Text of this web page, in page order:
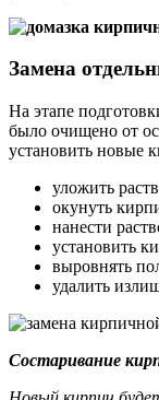
Замена
На этапе
было очищено от
установить новые
уложить
окунуть
нанести
установить
выровнять
удалить
Состаривание